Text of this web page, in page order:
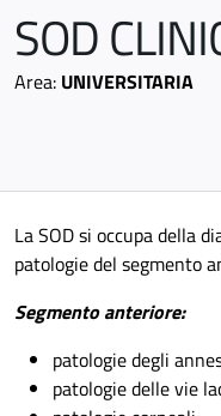
SOD
Area: UNIVERSITARIA
La SOD si occupa della
patologie del segmento
Segmento anteriore:
patologie degli
patologie delle vie